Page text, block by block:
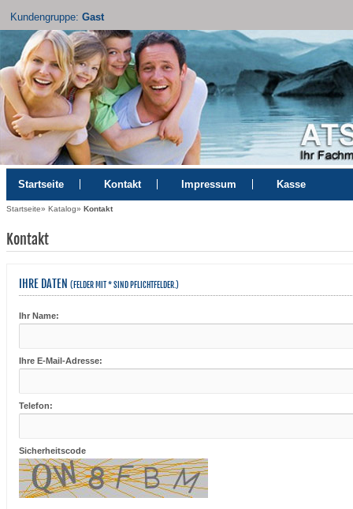
Kundengruppe: Gast
Startseite Kontakt Impressum Kasse
Startseite» Katalog» Kontakt
Kontakt
IHRE DATEN (FELDER MIT * SIND PFLICHTFELDER.)
Ihr Name:
Ihre E-Mail-Adresse:
Telefon:
Sicherheitscode